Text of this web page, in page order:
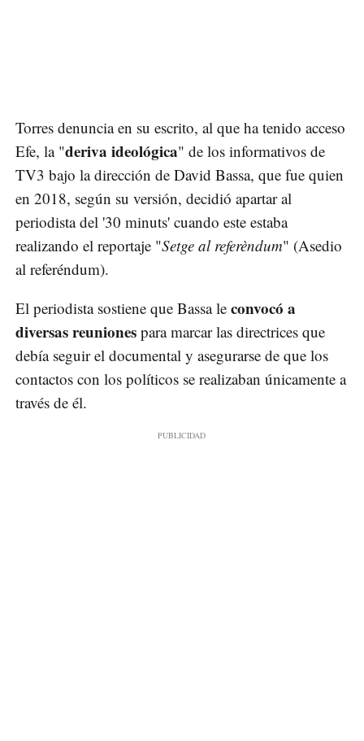
Torres denuncia en su escrito, al que ha tenido acceso
Efe, la "deriva ideológica" de los informativos de
TV3 bajo la dirección de David Bassa, que fue quien
en 2018, según su versión, decidió apartar al
periodista del '30 minuts' cuando este estaba
realizando el reportaje "Setge al referèndum" (Asedio
al referéndum).
El periodista sostiene que Bassa le convocó a
diversas reuniones para marcar las directrices que
debía seguir el documental y asegurarse de que los
contactos con los políticos se realizaban únicamente a
través de él.